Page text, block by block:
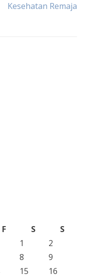
Kesehatan Remaja
F S
S
1
2
8
9
15
16